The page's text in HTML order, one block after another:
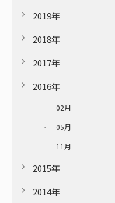
2019年
2018年
2017年
2016年
02月
05月
11月
2015年
2014年